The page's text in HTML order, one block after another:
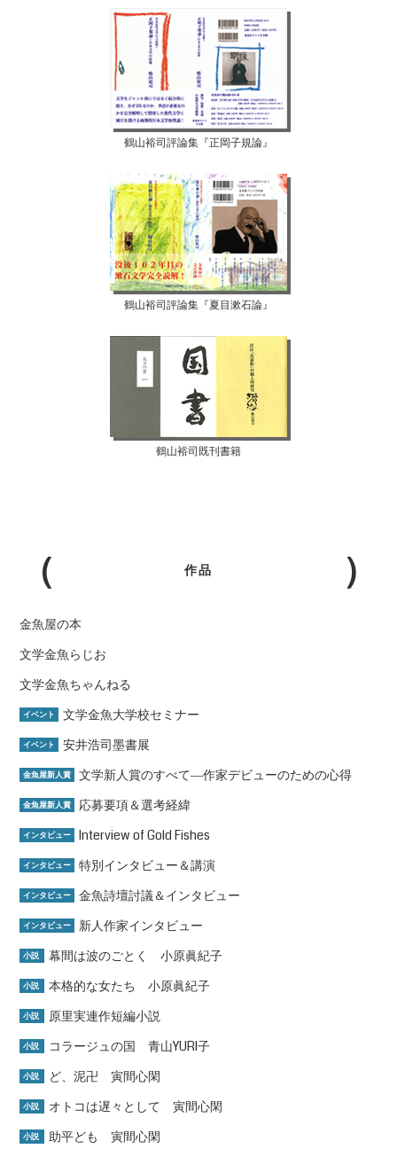
鶴山裕司評論集『正岡子規論』
鶴山裕司評論集『夏目漱石論』
鶴山裕司既刊書籍
作品
金魚屋の本
文学金魚らじお
文学金魚ちゃんねる
イベント 文学金魚大学校セミナー
イベント 安井浩司墨書展
金魚屋新人賞 文学新人賞のすべて―作家デビューのための心得
金魚屋新人賞 応募要項＆選考経緯
インタビュー Interview of Gold Fishes
インタビュー 特別インタビュー＆講演
インタビュー 金魚詩壇討議＆インタビュー
インタビュー 新人作家インタビュー
小説 幕間は波のごとく 小原眞紀子
小説 本格的な女たち 小原眞紀子
小説 原里実連作短編小説
小説 コラージュの国 青山YURI子
小説 ど、泥卍 寅間心閑
小説 オトコは遅々として 寅間心閑
小説 助平ども 寅間心閑